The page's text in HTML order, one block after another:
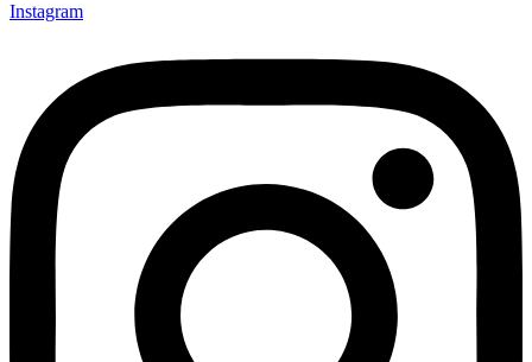
Instagram